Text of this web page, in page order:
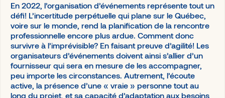
Demander une démo
En 2022, l’organisation d’événements représente tout un
défi! L’incertitude perpétuelle qui plane sur le Québec,
voire sur le monde, rend la planification de la rencontre
professionnelle encore plus ardue. Comment donc
survivre à l’imprévisible? En faisant preuve d’agilité! Les
organisateurs d’événements doivent ainsi s’allier d’un
fournisseur qui sera en mesure de les accompagner,
peu importe les circonstances. Autrement, l’écoute
active, la présence d’une « vraie » personne tout au
long du projet, et sa capacité d’adaptation aux besoins